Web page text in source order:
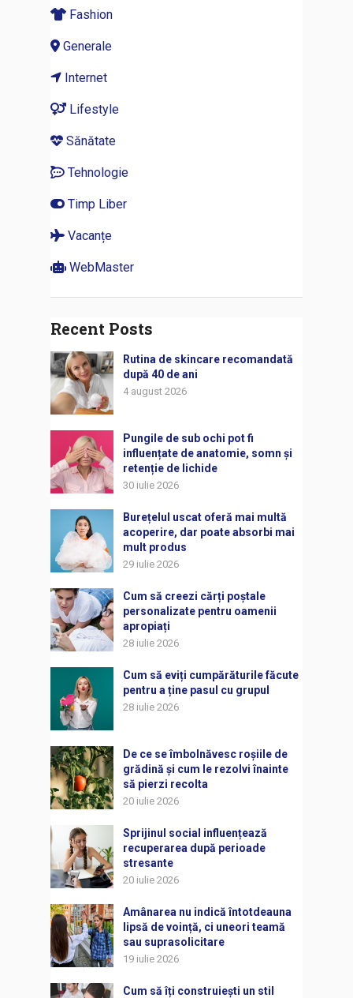
Fashion
Generale
Internet
Lifestyle
Sănătate
Tehnologie
Timp Liber
Vacanțe
WebMaster
Recent Posts
Rutina de skincare recomandată
după 40 de ani
4 august 2026
Pungile de sub ochi pot fi
influențate de anatomie, somn și
retenție de lichide
30 iulie 2026
Burețelul uscat oferă mai multă
acoperire, dar poate absorbi mai
mult produs
29 iulie 2026
Cum să creezi cărți poștale
personalizate pentru oamenii
apropiați
28 iulie 2026
Cum să eviți cumpărăturile făcute
pentru a ține pasul cu grupul
28 iulie 2026
De ce se îmbolnăvesc roșiile de
grădină și cum le rezolvi înainte
să pierzi recolta
20 iulie 2026
Sprijinul social influențează
recuperarea după perioade
stresante
20 iulie 2026
Amânarea nu indică întotdeauna
lipsă de voință, ci uneori teamă
sau suprasolicitare
19 iulie 2026
Cum să îți construiești un stil